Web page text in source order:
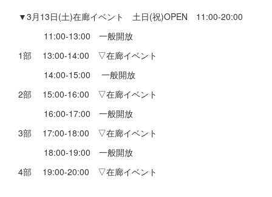
▼3月13日(土)在廊イベント 土日(祝)OPEN 11:00-20:00
11:00-13:00 一般開放
1部 13:00-14:00 ▽在廊イベント
14:00-15:00 一般開放
2部 15:00-16:00 ▽在廊イベント
16:00-17:00 一般開放
3部 17:00-18:00 ▽在廊イベント
18:00-19:00 一般開放
4部 19:00-20:00 ▽在廊イベント